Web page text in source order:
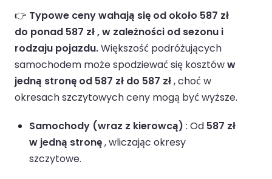
👉 Typowe ceny wahają się od około 587 zł
do ponad 587 zł , w zależności od sezonu i
rodzaju pojazdu.Większość podróżujących
samochodem może spodziewać się kosztóww
jedną stronę od 587 zł do 587 zł, choć w
okresach szczytowych ceny mogą być wyższe.
Samochody (wraz z kierowcą) : Od 587 zł
w jedną stronę, wliczając okresy
szczytowe.